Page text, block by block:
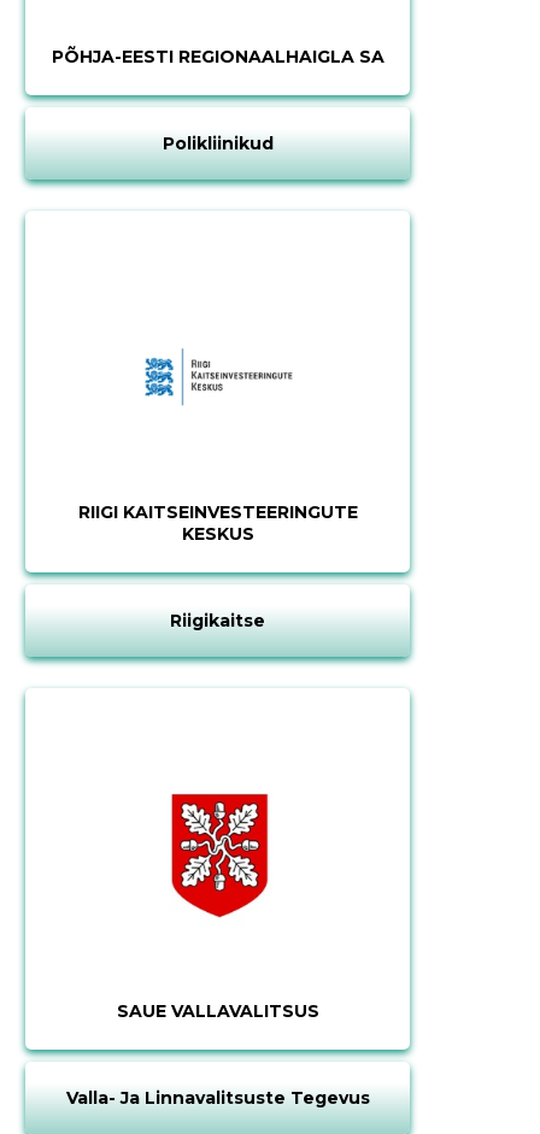
PÕHJA-EESTI REGIONAALHAIGLA SA
Polikliinikud
RIIGI KAITSEINVESTEERINGUTE
KESKUS
Riigikaitse
SAUE VALLAVALITSUS
Valla- Ja Linnavalitsuste Tegevus